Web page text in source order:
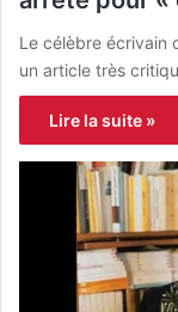
Le célèbre écrivain
un article très
Lire la suite »